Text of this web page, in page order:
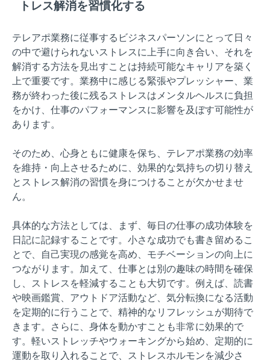
トレス解消を習慣化する
テレアポ業務に従事するビジネスパーソンにとって日々
の中で避けられないストレスに上手に向き合い、それを
解消する方法を見出すことは持続可能なキャリアを築く
上で重要です。業務中に感じる緊張やプレッシャー、業
務が終わった後に残るストレスはメンタルヘルスに負担
をかけ、仕事のパフォーマンスに影響を及ぼす可能性が
あります。
そのため、心身ともに健康を保ち、テレアポ業務の効率
を維持・向上させるために、効果的な気持ちの切り替え
とストレス解消の習慣を身につけることが欠かせませ
ん。
具体的な方法としては、まず、毎日の仕事の成功体験を
日記に記録することです。小さな成功でも書き留めるこ
とで、自己実現の感覚を高め、モチベーションの向上に
つながります。加えて、仕事とは別の趣味の時間を確保
し、ストレスを軽減することも大切です。例えば、読書
や映画鑑賞、アウトドア活動など、気分転換になる活動
を定期的に行うことで、精神的なリフレッシュが期待で
きます。さらに、身体を動かすことも非常に効果的で
す。軽いストレッチやウォーキングから始め、定期的に
運動を取り入れることで、ストレスホルモンを減少さ